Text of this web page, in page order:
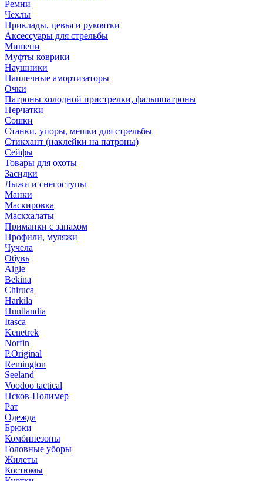
Ремни
Чехлы
Приклады, цевья и рукоятки
Аксессуары для стрельбы
Мишени
Муфты коврики
Наушники
Наплечные амортизаторы
Очки
Патроны холодной пристрелки, фальшпатроны
Перчатки
Сошки
Станки, упоры, мешки для стрельбы
Стикхант (наклейки на патроны)
Сейфы
Товары для охоты
Засидки
Лыжи и снегоступы
Манки
Маскировка
Маскхалаты
Приманки с запахом
Профили, муляжи
Чучела
Обувь
Aigle
Bekina
Chiruсa
Harkila
Huntlandia
Itasca
Kenetrek
Norfin
P.Original
Remington
Seeland
Voodoo tactical
Псков-Полимер
Рат
Одежда
Брюки
Комбинезоны
Головные уборы
Жилеты
Костюмы